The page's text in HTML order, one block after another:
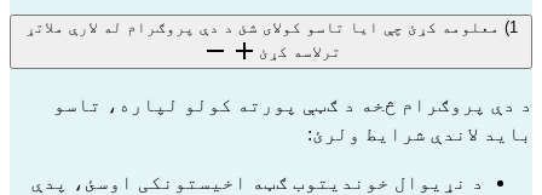
1) معلومه کړئ چې ایا تاسو کولای شئ د دې پروګرام له لارې ملاتړ
ترلاسه کړئ
باید لاندې شرایط ولرئ: